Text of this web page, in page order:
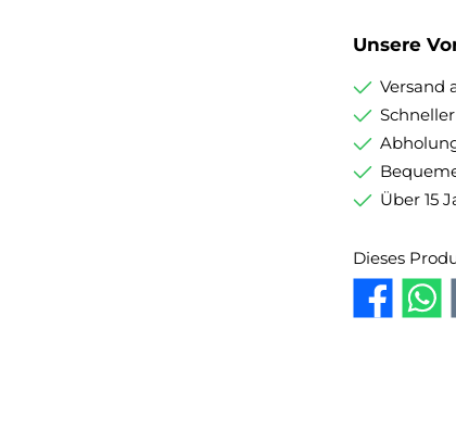
Unsere
Versand
Über 15
Dieses